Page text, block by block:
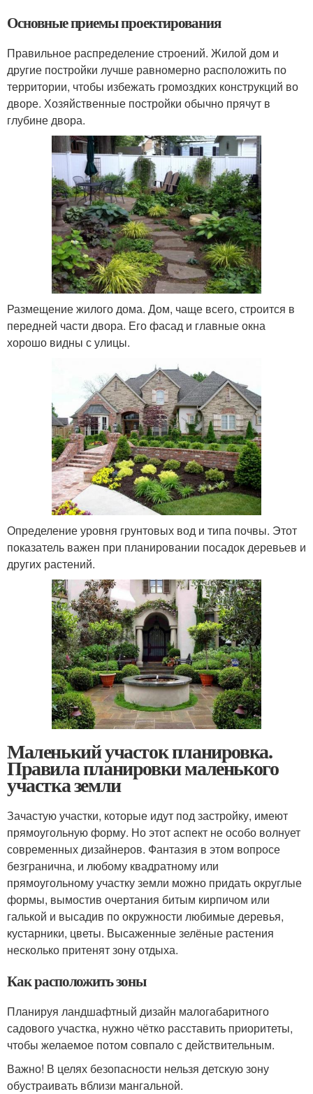
Основные приемы проектирования
Правильное распределение строений. Жилой дом и
другие постройки лучше равномерно расположить по
территории, чтобы избежать громоздких конструкций во
дворе. Хозяйственные постройки обычно прячут в
глубине двора.
Размещение жилого дома. Дом, чаще всего, строится в
передней части двора. Его фасад и главные окна
хорошо видны с улицы.
Определение уровня грунтовых вод и типа почвы. Этот
показатель важен при планировании посадок деревьев и
других растений.
Маленький участок планировка.
Правила планировки маленького
участка земли
Зачастую участки, которые идут под застройку, имеют
прямоугольную форму. Но этот аспект не особо волнует
современных дизайнеров. Фантазия в этом вопросе
безгранична, и любому квадратному или
прямоугольному участку земли можно придать округлые
формы, вымостив очертания битым кирпичом или
галькой и высадив по окружности любимые деревья,
кустарники, цветы. Высаженные зелёные растения
несколько притенят зону отдыха.
Как расположить зоны
Планируя ландшафтный дизайн малогабаритного
садового участка, нужно чётко расставить приоритеты,
чтобы желаемое потом совпало с действительным.
Важно! В целях безопасности нельзя детскую зону
обустраивать вблизи мангальной.